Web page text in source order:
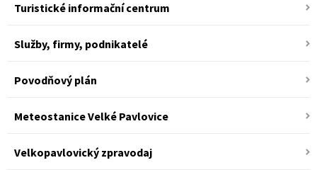
Turistické informační centrum
Služby, firmy, podnikatelé
Povodňový plán
Meteostanice Velké Pavlovice
Velkopavlovický zpravodaj